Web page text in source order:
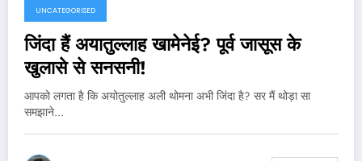
UNCATEGORISED
जिंदा हैं अयातुल्लाह खामेनेई? पूर्व जासूस के
खुलासे से सनसनी!
आपको लगता है कि अयोतुल्लाह अली थोमना अभी जिंदा है? सर मैं थोड़ा सा
समझाने…